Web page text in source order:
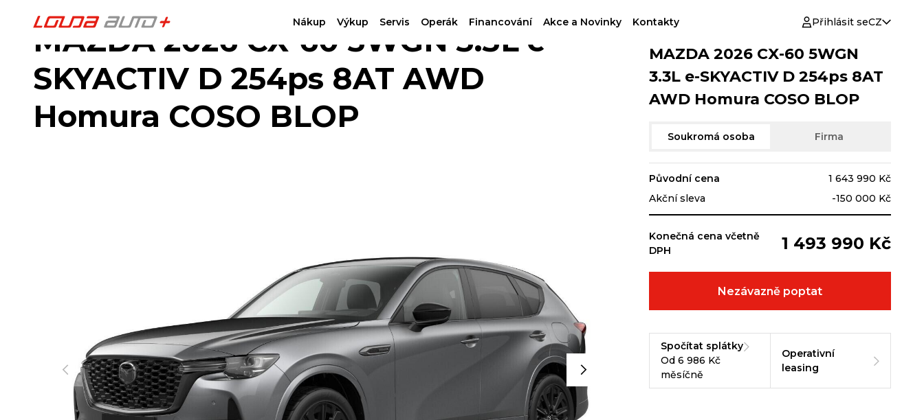
Nákup Výkup Servis Operák Financování Akce a Novinky Kontakty Přihlásit seCZ
MAZDA 2026 CX-60 5WGN 3.3L e-
SKYACTIV D 254ps 8AT AWD
Homura COSO BLOP
MAZDA 2026 CX-60 5WGN
3.3L e-SKYACTIV D 254ps 8AT
AWD Homura COSO BLOP
Soukromá osoba Firma
Původní cena
1 643 990 Kč
Akční sleva
-150 000 Kč
Konečná cena včetně
DPH
1 493 990 Kč
Nezávazně poptat
Spočítat splátky
Od 6 986 Kč
měsíčně
Operativní
leasing